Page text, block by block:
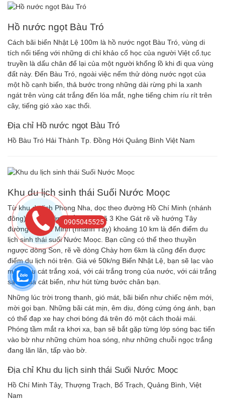
Hồ nước ngọt Bàu Tró
Cách bãi biển Nhật Lệ 100m là hồ nước ngọt Bàu Tró, vùng di
tích nổi tiếng với những di chỉ khảo cổ học của người Việt cổ.tục
truyền là dấu chân để lại của một người khổng lồ khi đi qua vùng
đất này. Đến Bàu Tró, ngoài việc nếm thử dòng nước ngọt của
một hồ cạnh biển, thả bước trong những dài rừng phi la xanh
ngát trên vùng cát trắng đến lóa mắt, nghe tiếng chim ríu rít trên
cây, tiếng gió xào xạc thổi.
Địa chỉ Hồ nước ngọt Bàu Tró
Hồ Bàu Tró Hải Thành Tp. Đồng Hới Quảng Bình Việt Nam
Khu du lịch sinh thái Suối Nước Moọc
Từ khu du lịch Phong Nha, dọc theo đường Hồ Chí Minh (nhánh
đông) theo hướng Bắc đến ngã 3 Khe Gát rẽ về hướng Tây
đường Hồ Chí Minh (nhánh Tây) khoảng 10 km là đến điểm du
lịch sinh thái suối Nước Moọc. Bạn cũng có thể theo thuyền
ngược dòng Son, rẽ về dòng Chày hơn 6km là cũng đến được
điểm du lịch nói trên. Giá vé 50k/ng Biển Nhật Lệ, bạn sẽ lạc vào
một màu cát trắng xoá, với cái trắng trong của nước, với cái trắng
sạch của cát biển, như hút từng bước chân bạn.
Những lúc trời trong thanh, gió mát, bãi biển như chiếc nệm mới,
mời gọi bạn. Những bãi cát mịn, êm dịu, đóng cứng óng ánh, bạn
có thể đạp xe hay chơi bóng đá trên đó một cách thoải mái.
Phóng tầm mắt ra khơi xa, bạn sẽ bắt gặp từng lớp sóng bạc tiến
vào bờ như những chùm hoa sóng, như những chuỗi ngọc trắng
đang lăn lăn, tấp vào bờ.
Địa chỉ Khu du lịch sinh thái Suối Nước Moọc
Hồ Chí Minh Tây, Thượng Trạch, Bố Trạch, Quảng Bình, Việt
Nam
0905045525